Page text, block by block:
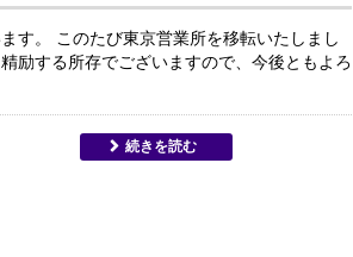
す。 このたび東京営業所を移転いたしまし
励する所存でございますので、今後ともよろ
続きを読む